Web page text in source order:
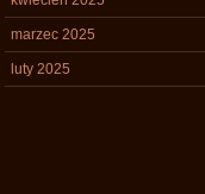
marzec 2025
luty 2025